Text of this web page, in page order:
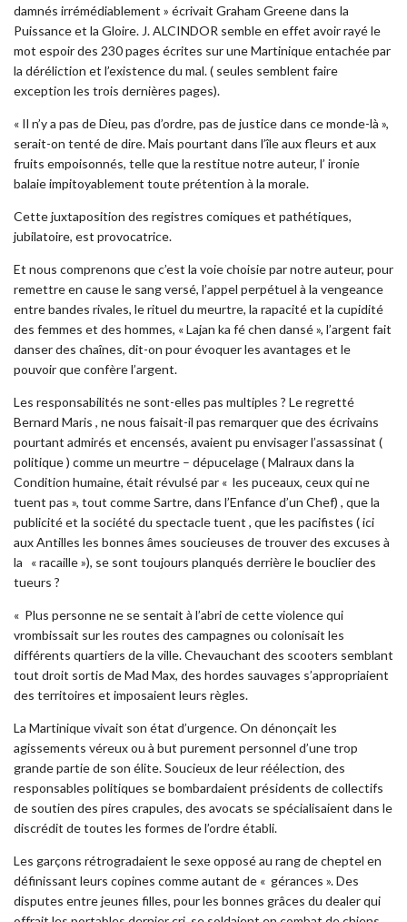
damnés irrémédiablement » écrivait Graham Greene dans la
Puissance et la Gloire. J. ALCINDOR semble en effet avoir rayé le
mot espoir des 230 pages écrites sur une Martinique entachée par
la déréliction et l’existence du mal. ( seules semblent faire
exception les trois dernières pages).
« Il n’y a pas de Dieu, pas d’ordre, pas de justice dans ce monde-là »,
serait-on tenté de dire. Mais pourtant dans l’île aux fleurs et aux
fruits empoisonnés, telle que la restitue notre auteur, l’ ironie
balaie impitoyablement toute prétention à la morale.
Cette juxtaposition des registres comiques et pathétiques,
jubilatoire, est provocatrice.
Et nous comprenons que c’est la voie choisie par notre auteur, pour
remettre en cause le sang versé, l’appel perpétuel à la vengeance
entre bandes rivales, le rituel du meurtre, la rapacité et la cupidité
des femmes et des hommes, « Lajan ka fé chen dansé », l’argent fait
danser des chaînes, dit-on pour évoquer les avantages et le
pouvoir que confère l’argent.
Les responsabilités ne sont-elles pas multiples ? Le regretté
Bernard Maris , ne nous faisait-il pas remarquer que des écrivains
pourtant admirés et encensés, avaient pu envisager l’assassinat (
politique ) comme un meurtre – dépucelage ( Malraux dans la
Condition humaine, était révulsé par « les puceaux, ceux qui ne
tuent pas », tout comme Sartre, dans l’Enfance d’un Chef) , que la
publicité et la société du spectacle tuent , que les pacifistes ( ici
aux Antilles les bonnes âmes soucieuses de trouver des excuses à
la « racaille »), se sont toujours planqués derrière le bouclier des
tueurs ?
« Plus personne ne se sentait à l’abri de cette violence qui
vrombissait sur les routes des campagnes ou colonisait les
différents quartiers de la ville. Chevauchant des scooters semblant
tout droit sortis de Mad Max, des hordes sauvages s’appropriaient
des territoires et imposaient leurs règles.
La Martinique vivait son état d’urgence. On dénonçait les
agissements véreux ou à but purement personnel d’une trop
grande partie de son élite. Soucieux de leur réélection, des
responsables politiques se bombardaient présidents de collectifs
de soutien des pires crapules, des avocats se spécialisaient dans le
discrédit de toutes les formes de l’ordre établi.
Les garçons rétrogradaient le sexe opposé au rang de cheptel en
définissant leurs copines comme autant de « gérances ». Des
disputes entre jeunes filles, pour les bonnes grâces du dealer qui